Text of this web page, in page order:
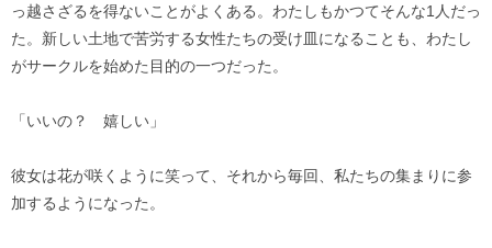
っ越さざるを得ないことがよくある。わたしもかつてそんな1人だっ
た。新しい土地で苦労する女性たちの受け皿になることも、わたし
がサークルを始めた目的の一つだった。
「いいの？ 嬉しい」
彼女は花が咲くように笑って、それから毎回、私たちの集まりに参
加するようになった。